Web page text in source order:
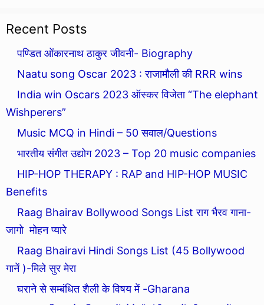
Recent Posts
पण्डित ओंकारनाथ ठाकुर जीवनी- Biography
Naatu song Oscar 2023 : राजामौली की RRR wins
India win Oscars 2023 ऑस्कर विजेता “The elephant
Wishperers”
Music MCQ in Hindi – 50 सवाल/Questions
भारतीय संगीत उद्योग 2023 – Top 20 music companies
HIP-HOP THERAPY : RAP and HIP-HOP MUSIC
Benefits
Raag Bhairav Bollywood Songs List राग भैरव गाना-
जागो मोहन प्यारे
Raag Bhairavi Hindi Songs List (45 Bollywood
गानें )-मिले सुर मेरा
घराने से सम्बंधित शैली के विषय में -Gharana